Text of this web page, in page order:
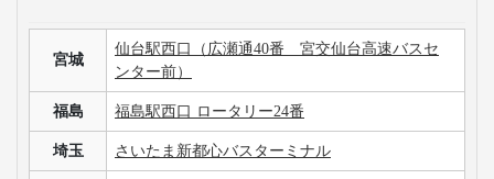
宮城
仙台駅西口（広瀬通40番 宮交仙台高速バスセ
ンター前）
福島 福島駅西口 ロータリー24番
埼玉 さいたま新都心バスターミナル